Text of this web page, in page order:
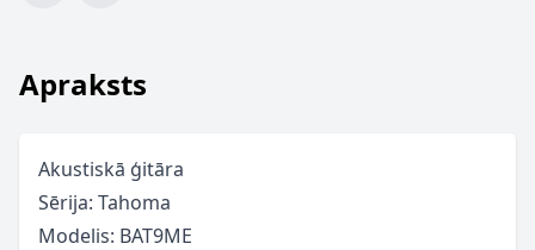
Apraksts
Akustiskā ģitāra
Sērija: Tahoma
Modelis: BAT9ME